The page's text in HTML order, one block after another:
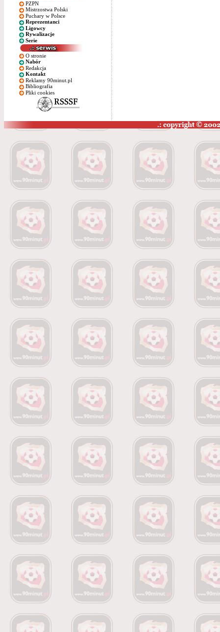
PZPN
Mistrzostwa Polski
Puchary w Polsce
Reprezentanci
Ligowcy
Rywalizacje
Serie
O stronie
Nabór
Redakcja
Kontakt
Reklamy 90minut.pl
Bibliografia
Pliki cookies